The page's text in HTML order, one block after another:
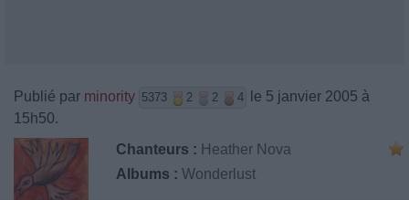
Publié par minority 5373 2 2 4
le 5 janvier 2005 à
15h50.
Chanteurs : Heather Nova
Albums : Wonderlust